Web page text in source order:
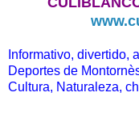
Informativo, divertido,
Deportes de
Cultura, Naturaleza,